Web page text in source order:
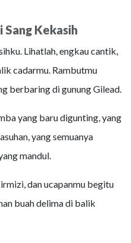
Kekasih
Lihatlah, engkau cantik,
cadarmu. Rambutmu
berbaring di gunung Gilead.
yang baru digunting, yang
yang semuanya
mandul.
dan ucapanmu begitu
buah delima di balik